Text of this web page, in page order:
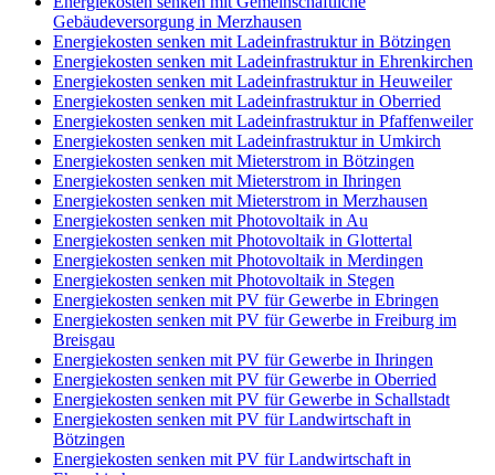
Gebäudeversorgung in Merzhausen
Energiekosten senken mit Ladeinfrastruktur in Bötzingen
Energiekosten senken mit Ladeinfrastruktur in Ehrenkirchen
Energiekosten senken mit Ladeinfrastruktur in Heuweiler
Energiekosten senken mit Ladeinfrastruktur in Oberried
Energiekosten senken mit Ladeinfrastruktur in Pfaffenweiler
Energiekosten senken mit Ladeinfrastruktur in Umkirch
Energiekosten senken mit Mieterstrom in Bötzingen
Energiekosten senken mit Mieterstrom in Ihringen
Energiekosten senken mit Mieterstrom in Merzhausen
Energiekosten senken mit Photovoltaik in Au
Energiekosten senken mit Photovoltaik in Glottertal
Energiekosten senken mit Photovoltaik in Merdingen
Energiekosten senken mit Photovoltaik in Stegen
Energiekosten senken mit PV für Gewerbe in Ebringen
Energiekosten senken mit PV für Gewerbe in Freiburg im
Breisgau
Energiekosten senken mit PV für Gewerbe in Ihringen
Energiekosten senken mit PV für Gewerbe in Oberried
Energiekosten senken mit PV für Gewerbe in Schallstadt
Energiekosten senken mit PV für Landwirtschaft in
Bötzingen
Energiekosten senken mit PV für Landwirtschaft in